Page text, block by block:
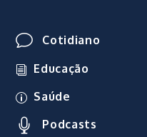
Cotidiano
Educação
Saúde
Podcasts